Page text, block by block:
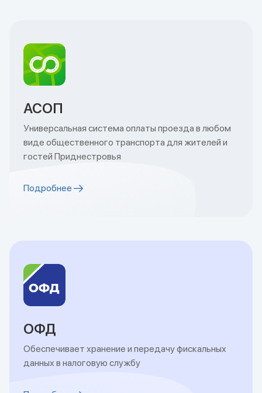
АСОП
Универсальная система оплаты проезда в любом
виде общественного транспорта для жителей и
гостей Приднестровья
Подробнее
ОФД
Обеспечивает хранение и передачу фискальных
данных в налоговую службу